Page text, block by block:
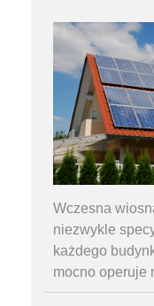
Wczesna
niezwykle
każdego
mocno operuje